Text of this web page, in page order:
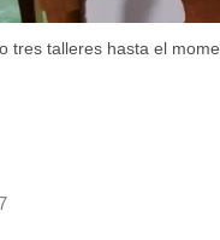
tres talleres hasta el